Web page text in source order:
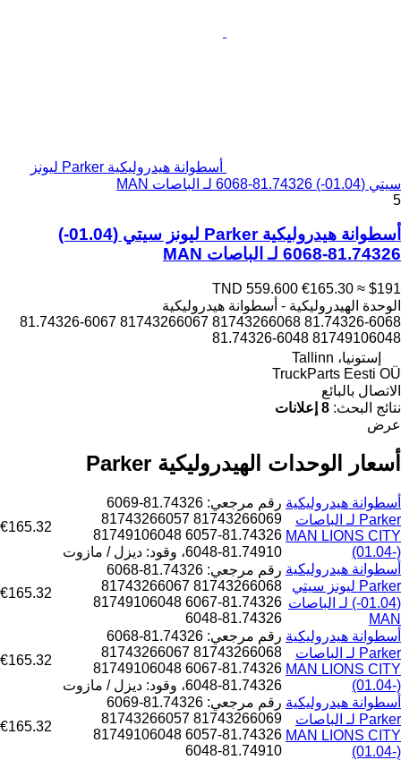
أسطوانة هيدروليكية Parker ليونز
سيتي (01.04-) 81.74326-6068 لـ الباصات MAN
5
أسطوانة هيدروليكية Parker ليونز سيتي (01.04-)
81.74326-6068 لـ الباصات MAN
TND 559.600 €165.30 ≈ $191
الوحدة الهيدروليكية - أسطوانة هيدروليكية
81.74326-6068 81743266068 81743266067 81.74326-6067
81749106048 81.74326-6048
إستونيا، Tallinn
TruckParts Eesti OÜ
الاتصال بالبائع
نتائج البحث: 8 إعلانات
عرض
أسعار الوحدات الهيدروليكية Parker
أسطوانة هيدروليكية
Parker لـ الباصات
MAN LIONS CITY
(01.04-)
رقم مرجعي: 81.74326-6069
81743266069 81743266057
81.74326-6057 81749106048
81.74910-6048، وقود: ديزل / مازوت
€165.32
أسطوانة هيدروليكية
Parker ليونز سيتي
(01.04-) لـ الباصات
MAN
رقم مرجعي: 81.74326-6068
81743266068 81743266067
81.74326-6067 81749106048
81.74326-6048
€165.32
أسطوانة هيدروليكية
Parker لـ الباصات
MAN LIONS CITY
(01.04-)
رقم مرجعي: 81.74326-6068
81743266068 81743266067
81.74326-6067 81749106048
81.74326-6048، وقود: ديزل / مازوت
€165.32
أسطوانة هيدروليكية
Parker لـ الباصات
MAN LIONS CITY
(01.04-)
رقم مرجعي: 81.74326-6069
81743266069 81743266057
81.74326-6057 81749106048
81.74910-6048
€165.32